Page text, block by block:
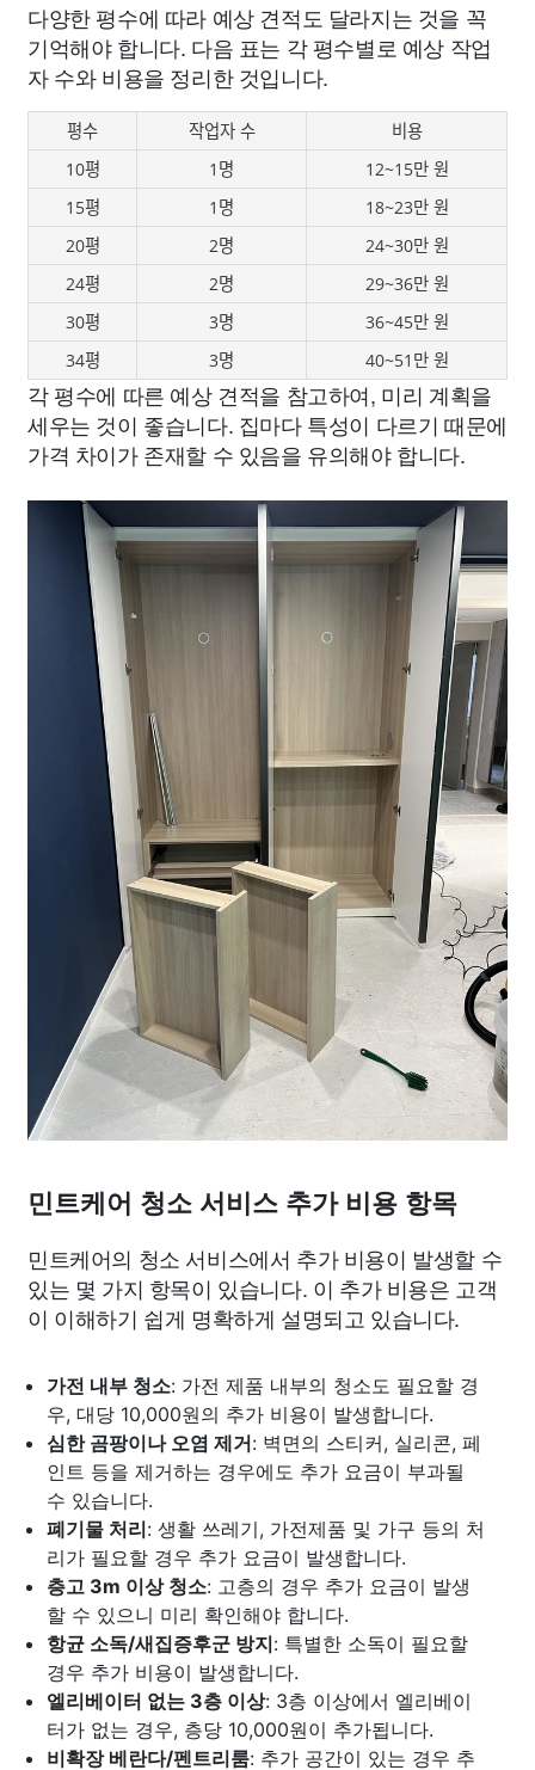
다양한 평수에 따라 예상 견적도 달라지는 것을 꼭
기억해야 합니다. 다음 표는 각 평수별로 예상 작업
자 수와 비용을 정리한 것입니다.
평수 작업자 수
비용
10평
1명
12~15만 원
15평
1명
18~23만 원
20평
2명
24~30만 원
24평
2명
29~36만 원
30평
3명
36~45만 원
34평
3명 40~51만 원
각 평수에 따른 예상 견적을 참고하여, 미리 계획을
세우는 것이 좋습니다. 집마다 특성이 다르기 때문에
가격 차이가 존재할 수 있음을 유의해야 합니다.
민트케어 청소 서비스 추가 비용 항목
민트케어의 청소 서비스에서 추가 비용이 발생할 수
있는 몇 가지 항목이 있습니다. 이 추가 비용은 고객
이 이해하기 쉽게 명확하게 설명되고 있습니다.
가전 내부 청소: 가전 제품 내부의 청소도 필요할 경
우, 대당 10,000원의 추가 비용이 발생합니다.
심한 곰팡이나 오염 제거: 벽면의 스티커, 실리콘, 페
인트 등을 제거하는 경우에도 추가 요금이 부과될
수 있습니다.
폐기물 처리: 생활 쓰레기, 가전제품 및 가구 등의 처
리가 필요할 경우 추가 요금이 발생합니다.
층고 3m 이상 청소: 고층의 경우 추가 요금이 발생
할 수 있으니 미리 확인해야 합니다.
항균 소독/새집증후군 방지: 특별한 소독이 필요할
경우 추가 비용이 발생합니다.
엘리베이터 없는 3층 이상: 3층 이상에서 엘리베이
터가 없는 경우, 층당 10,000원이 추가됩니다.
비확장 베란다/펜트리룸: 추가 공간이 있는 경우 추